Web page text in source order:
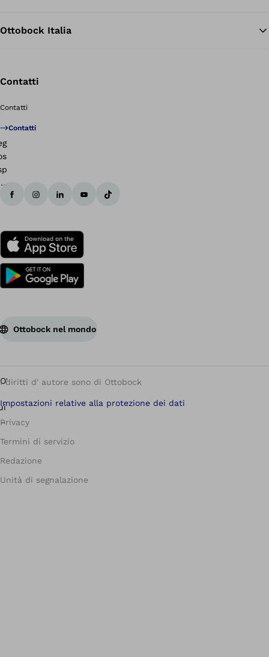
Ottobock Italia
Contatti
Contatti
Contatti
Ottobock nel mondo
I diritti d' autore sono di Ottobock
Impostazioni relative alla protezione dei dati
Privacy
Termini di servizio
Redazione
Unità di segnalazione